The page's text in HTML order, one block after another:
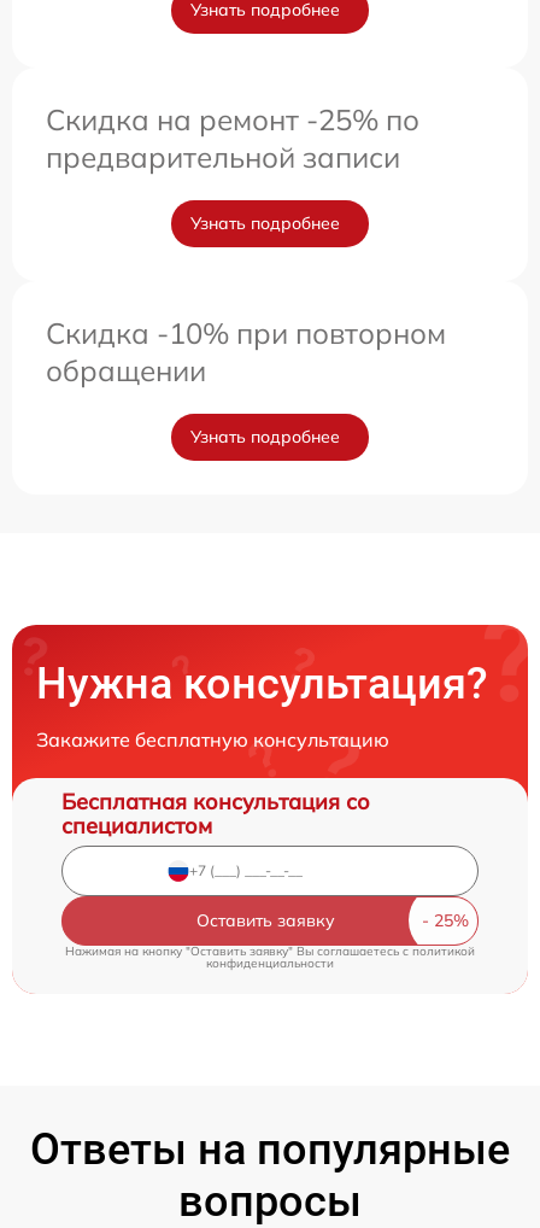
Узнать подробнее
Скидка на ремонт -25% по
предварительной записи
Узнать подробнее
Скидка -10% при повторном
обращении
Узнать подробнее
Нужна консультация?
Закажите бесплатную консультацию
Бесплатная консультация со
специалистом
Оставить заявку
Нажимая на кнопку "Оставить заявку" Вы соглашаетесь cполитикой
конфиденциальности
Ответы на популярные
вопросы